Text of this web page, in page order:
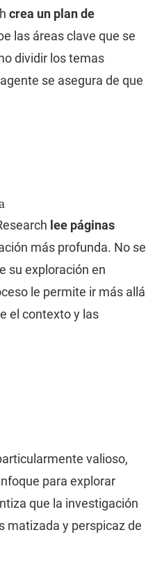
crea un plan de
las áreas clave que se
dividir los temas
se asegura de que
lee páginas
más profunda. No se
su exploración en
le permite ir más allá
el contexto y las
valioso,
para explorar
que la investigación
matizada y perspicaz de